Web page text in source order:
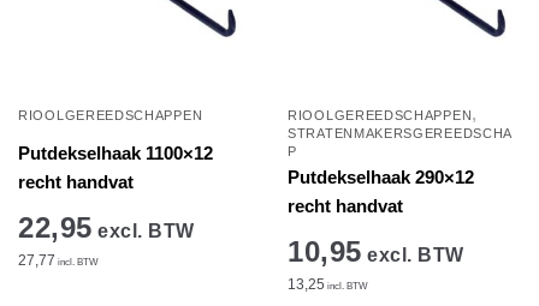
RIOOLGEREEDSCHAPPEN
Putdekselhaak 1100×12
recht handvat
22,95 excl. BTW
27,77 incl. BTW
RIOOLGEREEDSCHAPPEN,
STRATENMAKERSGEREEDSCHA
P
Putdekselhaak 290×12
recht handvat
10,95 excl. BTW
13,25 incl. BTW